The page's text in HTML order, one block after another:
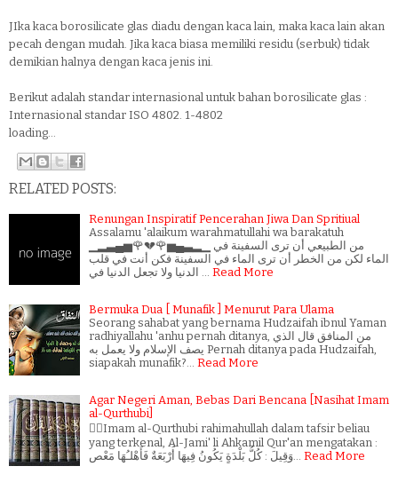
JIka kaca borosilicate glas diadu dengan kaca lain, maka kaca lain akan
pecah dengan mudah. Jika kaca biasa memiliki residu (serbuk) tidak
demikian halnya dengan kaca jenis ini.
Berikut adalah standar internasional untuk bahan borosilicate glas :
Internasional standar ISO 4802. 1-4802
loading...
RELATED POSTS:
Renungan Inspiratif Pencerahan Jiwa Dan Spritiual
Assalamu 'alaikum warahmatullahi wa barakatuh
▁▂▃▄▅🌹💔🌹▅▄▃▂▁ من الطبيعي أن ترى السفينة في
الماء لكن من الخطر أن ترى الماء في السفينة فكن أنت في قلب
Read More
Bermuka Dua [ Munafik ] Menurut Para Ulama
Seorang sahabat yang bernama Hudzaifah ibnul Yaman
radhiyallahu 'anhu pernah ditanya, ﻣﻦ ﺍﻟﻤﻨﺎﻓﻖ ﻗﺎﻝ ﺍﻟﺬﻱ
ﻳﺼﻒ ﺍﻹﺳﻼﻡ ﻭﻻ ﻳﻌﻤﻞ ﺑﻪ Pernah ditanya pada Hudzaifah,
siapakah munafik?…
Read More
Agar Negeri Aman, Bebas Dari Bencana [Nasihat Imam
al-Qurthubi]
✍🏻Imam al-Qurthubi rahimahullah dalam tafsir beliau
yang terkenal, Al-Jami' li Ahkamil Qur'an mengatakan :
Read More